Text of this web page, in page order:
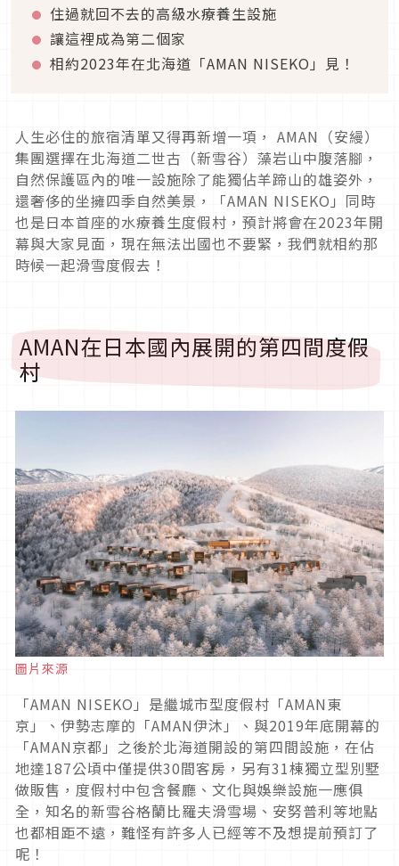
住過就回不去的高級水療養生設施
讓這裡成為第二個家
相約2023年在北海道「AMAN NISEKO」見！
人生必住的旅宿清單又得再新增一項， AMAN（安縵）
集團選擇在北海道二世古（新雪谷）藻岩山中腹落腳，
自然保護區內的唯一設施除了能獨佔羊蹄山的雄姿外，
還奢侈的坐擁四季自然美景，「AMAN NISEKO」同時
也是日本首座的水療養生度假村，預計將會在2023年開
幕與大家見面，現在無法出國也不要緊，我們就相約那
時候一起滑雪度假去！
AMAN在日本國內展開的第四間度假
村
圖片來源
「AMAN NISEKO」是繼城市型度假村「AMAN東
京」、伊勢志摩的「AMAN伊沐」、與2019年底開幕的
「AMAN京都」之後於北海道開設的第四間設施，在佔
地達187公頃中僅提供30間客房，另有31棟獨立型別墅
做販售，度假村中包含餐廳、文化與娛樂設施一應俱
全，知名的新雪谷格蘭比羅夫滑雪場、安努普利等地點
也都相距不遠，難怪有許多人已經等不及想提前預訂了
呢！